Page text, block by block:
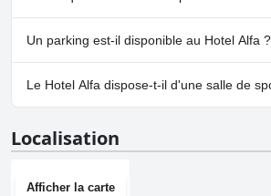
Oui, Hotel Alfa accueille les chiens.
Un parking est-il disponible au Hotel Alfa ?
Oui, un parking est disponible à Hotel Alfa.
Le Hotel Alfa dispose-t-il d'une salle de
Localisation
Afficher la carte